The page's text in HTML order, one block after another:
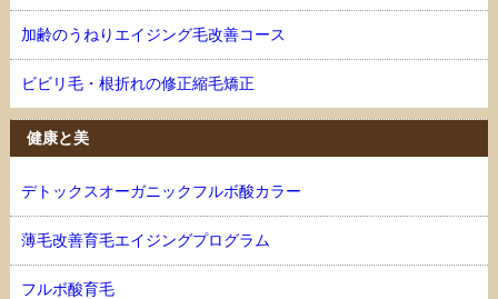
加齢のうねりエイジング毛改善コース
ビビリ毛・根折れの修正縮毛矯正
健康と美
デトックスオーガニックフルボ酸カラー
薄毛改善育毛エイジングプログラム
フルボ酸育毛